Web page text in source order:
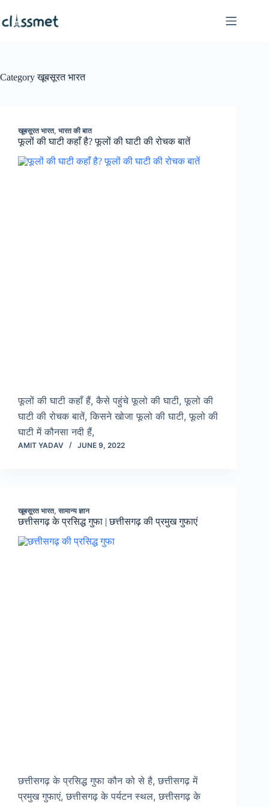
content
Categoryखूबसूरत भारत
खूबसूरत भारत, भारत की बात
फूलों की घाटी कहाँ है? फूलों की घाटी की रोचक बातें
फूलों की घाटी कहाँ हैं, कैसे पहुंचे फूलो की घाटी, फूलो की
घाटी की रोचक बातें, किसने खोजा फूलो की घाटी, फूलो की
घाटी में कौनसा नदी हैं,
AMIT YADAV JUNE 9, 2022
खूबसूरत भारत, सामान्य ज्ञान
छत्तीसगढ़ के प्रसिद्ध गुफा | छत्तीसगढ़ की प्रमुख गुफाएं
छत्तीसगढ़ के प्रसिद्ध गुफा कौन को से है, छत्तीसगढ़ में
प्रमुख गुफाएं, छत्तीसगढ़ के पर्यटन स्थल, छत्तीसगढ़ के